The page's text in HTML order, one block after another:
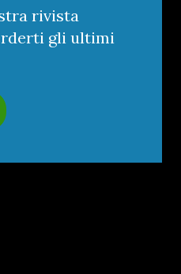
rivista
gli ultimi